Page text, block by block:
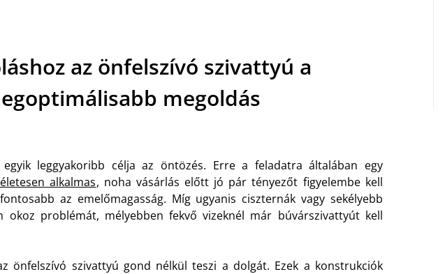
az önfelszívó szivattyú a
megoldás
leggyakoribb célja az öntözés. Erre a feladatra általában egy
alkalmas, noha vásárlás előtt jó pár tényezőt figyelembe kell
az emelőmagasság. Míg ugyanis ciszternák vagy sekélyebb
okoz problémát, mélyebben fekvő vizeknél már búvárszivattyút kell
önfelszívó szivattyú gond nélkül teszi a dolgát. Ezek a konstrukciók